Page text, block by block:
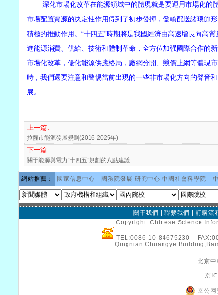
深化市場化改革在能源領域中的體現就是要運用市場化的
市場配置資源的决定性作用得到了初步發揮，發輸配送諸環節
積極的推動作用。“十四五”時期將是我國經濟由高速增長向高
進能源消費、供給、技術和體制革命，全方位加强國際合作的
市場化改革，優化能源供應格局，廠網分開、競價上網等體現
時，我們還要注意和警惕當前出現的一些非市場化方向的聲音
展。
上一篇:
拉薩市能源發展規劃(2016-2025年)
下一篇:
關于能源與電力“十四五”規劃的八點建議
網站推薦： 國家信息中心 國務院發展 研究中心 中國社會科學院
關于我們 聯繫我們
訂購流
Copyright: Chinese Science
TEL:0086-10-84675230
Qingnian Chuangye
北京中
京
京公